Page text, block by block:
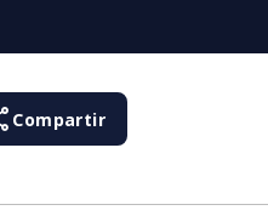
Compartir